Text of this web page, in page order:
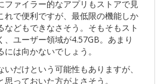
ファイラー的なアプリもストアで見
れで便利ですが、最低限の機能しか
などもできなさそう。そもそもスト
、ユーザー領域が4.57GB。あまり
は向かないでしょう。
だけという可能性もありますが、
っておいた方がよさそう。